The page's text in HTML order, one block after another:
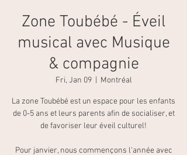
Zone Toubébé - Éveil
musical avec Musique
& compagnie
Fri, Jan 09
  |
Montréal
La zone Toubébé est un espace pour les enfants
de 0-5 ans et leurs parents afin de socialiser, et
de favoriser leur éveil culturel!
Pour janvier, nous commençons l'année avec